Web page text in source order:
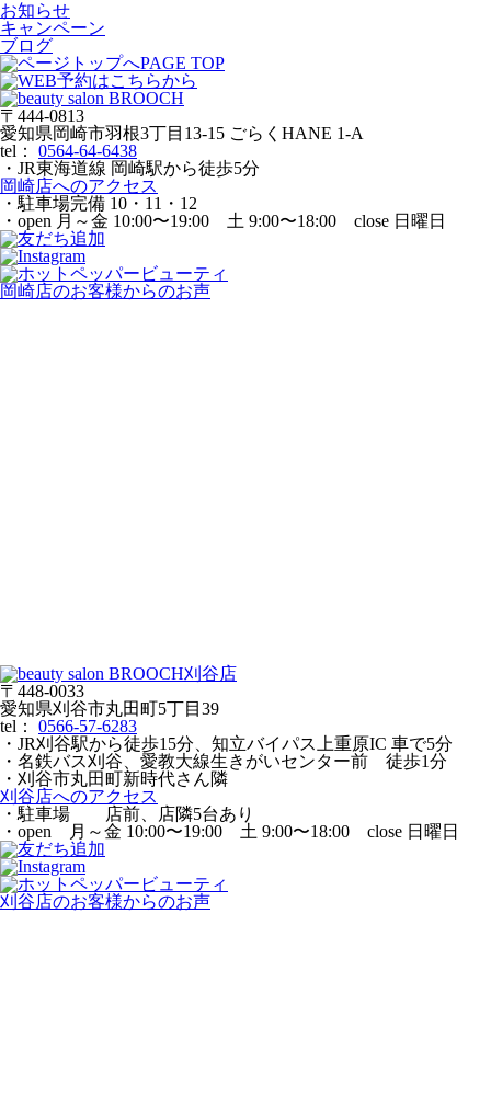
お知らせ
キャンペーン
ブログ
PAGE TOP
〒444-0813
愛知県岡崎市羽根3丁目13‐15 ごらくHANE 1-A
tel： 0564-64-6438
・JR東海道線 岡崎駅から徒歩5分
岡崎店へのアクセス
・駐車場完備 10・11・12
・open 月～金 10:00〜19:00 土 9:00〜18:00 close 日曜日
岡崎店のお客様からのお声
〒448-0033
愛知県刈谷市丸田町5丁目39
tel： 0566-57-6283
・JR刈谷駅から徒歩15分、知立バイパス上重原IC 車で5分
・名鉄バス刈谷、愛教大線生きがいセンター前 徒歩1分
・刈谷市丸田町新時代さん隣
刈谷店へのアクセス
・駐車場 店前、店隣5台あり
・open 月～金 10:00〜19:00 土 9:00〜18:00 close 日曜日
刈谷店のお客様からのお声